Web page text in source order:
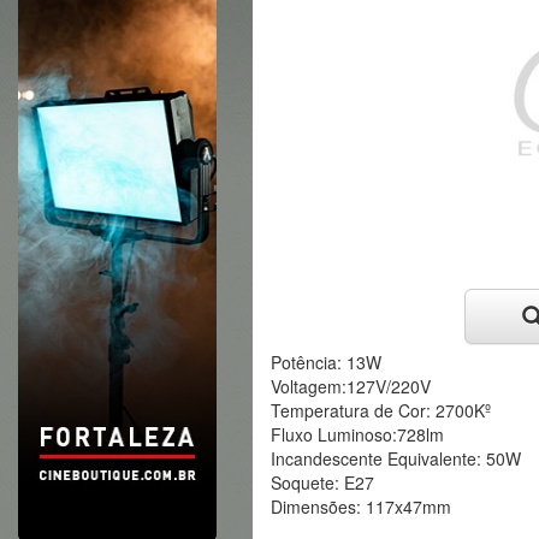
Potência: 13W
Voltagem:127V/220V
Temperatura de Cor: 2700Kº
Fluxo Luminoso:728lm
Incandescente Equivalente: 50W
Soquete: E27
Dimensões: 117x47mm